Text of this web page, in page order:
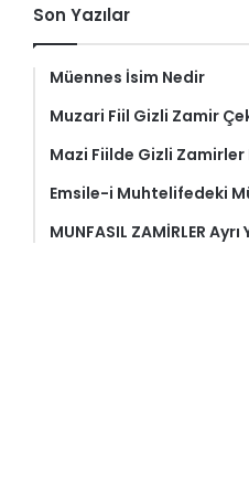
Son Yazılar
Müennes İsim Nedir
Muzari Fiil Gizli Zamir
Mazi Fiilde Gizli
Emsile-i Muhtelifedeki
MUNFASIL ZAMİRLER